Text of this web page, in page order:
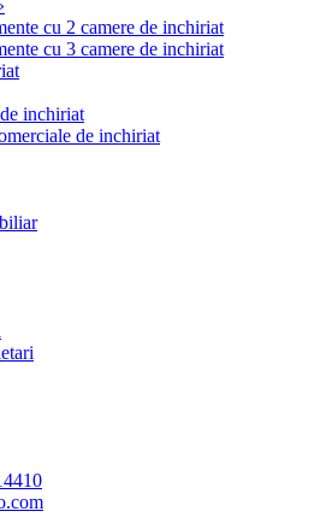
cu 2 camere de inchiriat
cu 3 camere de inchiriat
inchiriat
de inchiriat